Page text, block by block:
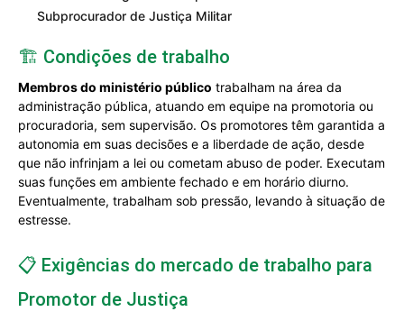
Subprocurador de Justiça Militar
🏗️ Condições de trabalho
Membros do ministério público trabalham na área da
administração pública, atuando em equipe na promotoria ou
procuradoria, sem supervisão. Os promotores têm garantida a
autonomia em suas decisões e a liberdade de ação, desde
que não infrinjam a lei ou cometam abuso de poder. Executam
suas funções em ambiente fechado e em horário diurno.
Eventualmente, trabalham sob pressão, levando à situação de
estresse.
📋 Exigências do mercado de trabalho para
Promotor de Justiça